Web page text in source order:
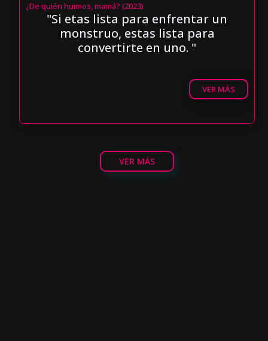
¿De quién huimos, mamá? (2023)
"Si etas lista para enfrentar un
monstruo, estas lista para
convertirte en uno. "
VER MÁS
VER MÁS